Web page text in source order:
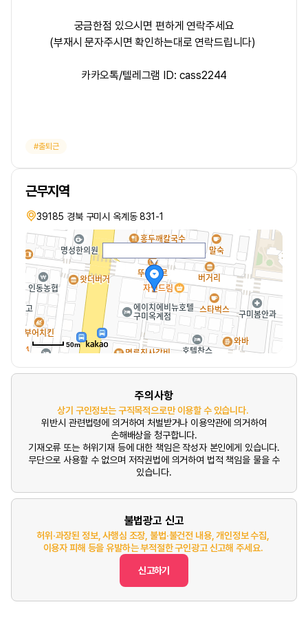
궁금한점 있으시면 편하게 연락주세요
(부재시 문자주시면 확인하는대로 연락드립니다)
카카오톡/텔레그램 ID: cass2244
출퇴근
근무지역
39185 경북 구미시 옥계동 831-1
50m
주의사항
상기 구인정보는 구직목적으로만 이용할 수 있습니다.
위반시 관련법령에 의거하여 처벌받거나 이용약관에 의거하여
손해배상을 청구합니다.
기재오류 또는 허위기재 등에 대한 책임은 작성자 본인에게 있습니다.
무단으로 사용할 수 없으며 저작권법에 의거하여 법적 책임을 물을 수
있습니다.
불법광고 신고
허위·과장된 정보, 사행심 조장, 불법·불건전 내용, 개인정보 수집,
이용자 피해 등을 유발하는 부적절한 구인광고 신고해 주세요.
신고하기